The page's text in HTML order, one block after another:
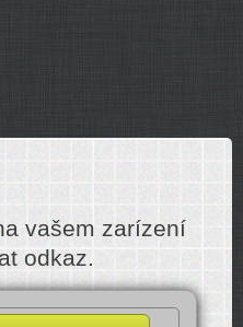
vašem zarízení
odkaz.